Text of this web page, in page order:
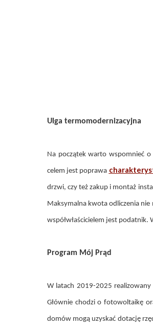
Ulga termomodernizacyjna
Na początek warto wspomnieć
celem jest poprawa
drzwi, czy też zakup i montaż
Maksymalna kwota odliczenia
współwłaścicielem jest
Program Mój Prąd
W latach 2019-2025
Głównie chodzi o fotowoltaikę
domów mogą uzyskać dotację